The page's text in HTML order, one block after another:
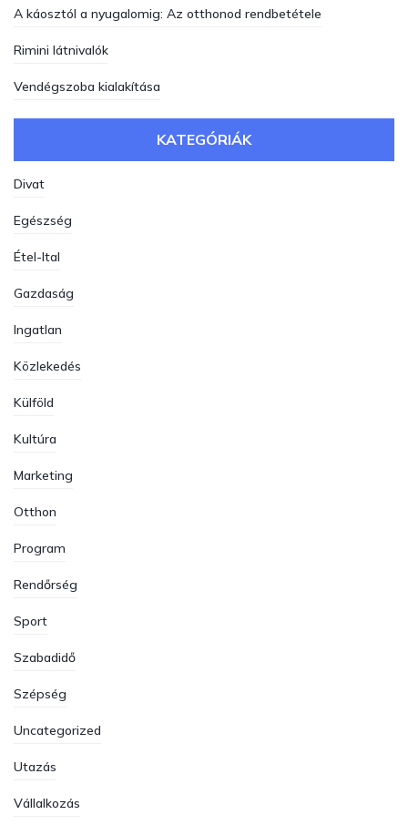
A káosztól a nyugalomig: Az otthonod rendbetétele
Rimini látnivalók
Vendégszoba kialakítása
KATEGÓRIÁK
Divat
Egészség
Étel-Ital
Gazdaság
Ingatlan
Közlekedés
Külföld
Kultúra
Marketing
Otthon
Program
Rendőrség
Sport
Szabadidő
Szépség
Uncategorized
Utazás
Vállalkozás